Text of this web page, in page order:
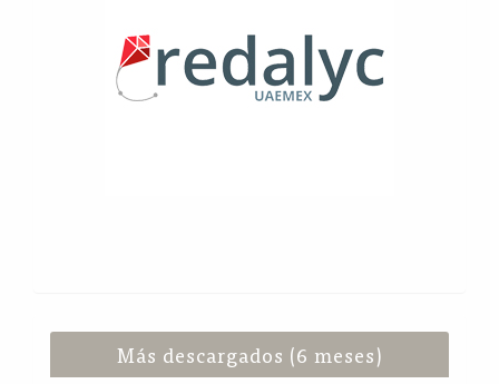
Más descargados (6 meses)